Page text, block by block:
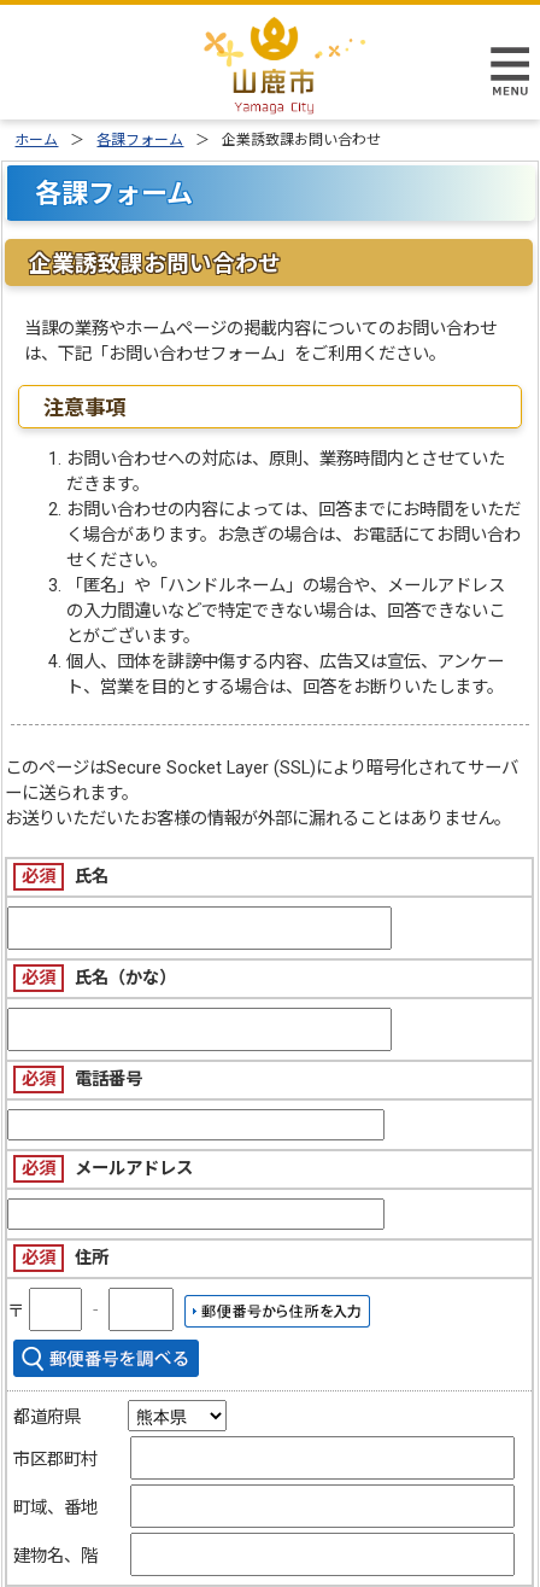
ホーム 各課フォーム 企業誘致課お問い合わせ
各課フォーム
企業誘致課お問い合わせ
当課の業務やホームページの掲載内容についてのお問い合わせ
は、下記「お問い合わせフォーム」をご利用ください。
注意事項
お問い合わせへの対応は、原則、業務時間内とさせていた
だきます。
お問い合わせの内容によっては、回答までにお時間をいただ
く場合があります。お急ぎの場合は、お電話にてお問い合わ
せください。
「匿名」や「ハンドルネーム」の場合や、メールアドレス
の入力間違いなどで特定できない場合は、回答できないこ
とがございます。
個人、団体を誹謗中傷する内容、広告又は宣伝、アンケー
ト、営業を目的とする場合は、回答をお断りいたします。
このページはSecure Socket Layer (SSL)により暗号化されてサーバ
ーに送られます。
お送りいただいたお客様の情報が外部に漏れることはありません。
必須 氏名
必須 氏名（かな）
必須 電話番号
必須 メールアドレス
必須 住所
〒 ‐
都道府県
市区郡町村
町域、番地
建物名、階